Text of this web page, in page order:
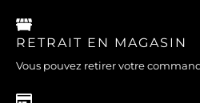
RETRAIT EN MAGASIN
Vous pouvez retirer votre